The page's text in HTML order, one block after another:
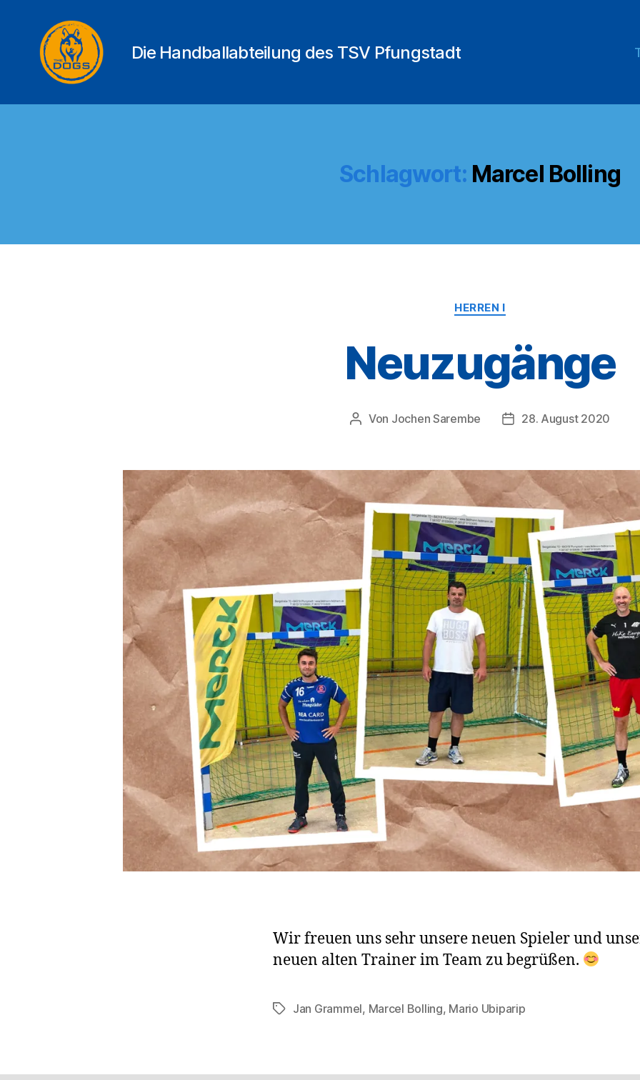
DOGS
Die Handballabteilung des TSV Pfungstadt
Schlagwort: Marcel Bolling
Kategorien
HERREN I
Neuzugänge
Beitragsautor
Von Jochen Sarembe Veröffentlichungsdatum
28. August 2020
Wir freuen uns sehr unsere neuen Spieler und
neuen alten Trainer im Team zu begrüßen.
Schlagwörter
Jan Grammel, Marcel Bolling, Mario Ubiparip